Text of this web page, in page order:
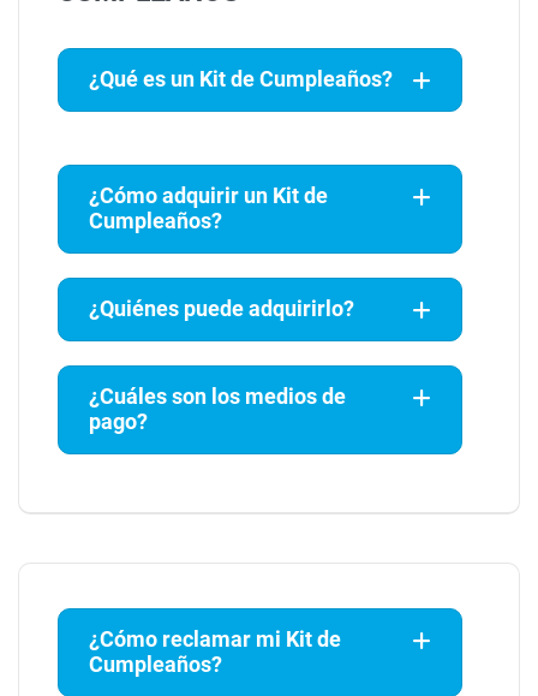
¿Qué es un Kit de Cumpleaños?
¿Cómo adquirir un Kit de
Cumpleaños?
¿Quiénes puede adquirirlo?
¿Cuáles son los medios de
pago?
¿Cómo reclamar mi Kit de
Cumpleaños?